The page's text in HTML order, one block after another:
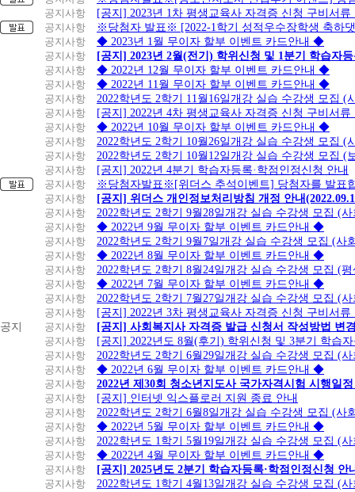
공지사항
[공지] 2023년 1차 평생교육사 자격증 신청 구비서류
공지사항
※당첨자 발표※ [2022-1학기 성적우수장학생 축하
공지사항
◆ 2023년 1월 무이자 할부 이벤트 카드안내 ◆
공지사항
[공지] 2023년 2월(전기) 학위신청 및 1분기 학습자
공지사항
◆ 2022년 12월 무이자 할부 이벤트 카드안내 ◆
공지사항
◆ 2022년 11월 무이자 할부 이벤트 카드안내 ◆
공지사항
2022학년도 2학기 11월16일개강 실습 수강생 모집
공지사항
[공지] 2022년 4차 평생교육사 자격증 신청 구비서류
공지사항
◆ 2022년 10월 무이자 할부 이벤트 카드안내 ◆
공지사항
2022학년도 2학기 10월26일개강 실습 수강생 모집 (
공지사항
2022학년도 2학기 10월12일개강 실습 수강생 모집 (
공지사항
[공지] 2022년 4분기 학습자등록·학점인정신청 안내
공지사항
※당첨자발표※[위더스 추석이벤트] 당첨자를 발표
공지사항
[공지] 위더스 개인정보처리방침 개정 안내
공지사항
2022학년도 2학기 9월28일개강 실습 수강생 모집 (
공지사항
◆ 2022년 9월 무이자 할부 이벤트 카드안내 ◆
공지사항
2022학년도 2학기 9월7일개강 실습 수강생 모집 (사
공지사항
◆ 2022년 8월 무이자 할부 이벤트 카드안내 ◆
공지사항
2022학년도 2학기 8월24일개강 실습 수강생 모집 (
공지사항
◆ 2022년 7월 무이자 할부 이벤트 카드안내 ◆
공지사항
2022학년도 2학기 7월27일개강 실습 수강생 모집 (
공지사항
[공지] 2022년 3차 평생교육사 자격증 신청 구비서류
공지
공지사항
[공지] 사회복지사 자격증 발급 신청서 작성방법 변
공지사항
[공지] 2022년도 8월(후기) 학위신청 및 3분기 학습
공지사항
2022학년도 2학기 6월29일개강 실습 수강생 모집 (
공지사항
◆ 2022년 6월 무이자 할부 이벤트 카드안내 ◆
공지사항
2022년 제30회 청소년지도사 국가자격시험 시행일
공지사항
[공지] 인터넷 익스플로러 지원 종료 안내
공지사항
2022학년도 2학기 6월8일개강 실습 수강생 모집 (사
공지사항
◆ 2022년 5월 무이자 할부 이벤트 카드안내 ◆
공지사항
2022학년도 1학기 5월19일개강 실습 수강생 모집 (
공지사항
◆ 2022년 4월 무이자 할부 이벤트 카드안내 ◆
공지사항
[공지] 2025년도 2분기 학습자등록·학점인정신청 안
공지사항
2022학년도 1학기 4월13일개강 실습 수강생 모집 (